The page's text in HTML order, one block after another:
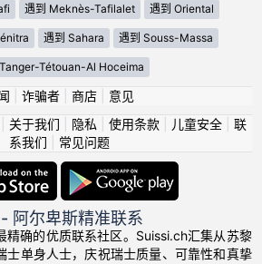
遇到 Meknès-Tafilalet 遇到 Oriental
遇到 Sahara 遇到 Souss-Massa
Tétouan-Al Hoceima
诈骗者| 商店| 意见
关于我们 隐私 使用条款| 儿童安全| 联
系我们
常见问题
阿尔卑斯精准联系
精确的优质联系社区。Suissi.ch汇集从苏黎
士单身人士，庆祝瑞士质量、可靠性和真挚